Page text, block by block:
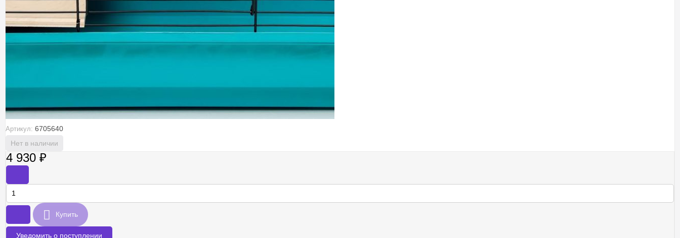
Артикул: 6705640
Нет в наличии
4 930 ₽
Купить
Уведомить о поступлении